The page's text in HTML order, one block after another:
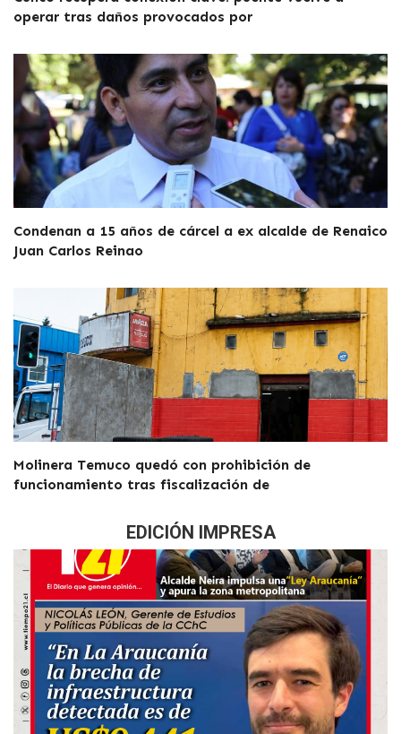
operar tras daños provocados por
Condenan a 15 años de cárcel a ex alcalde de Renaico
Juan Carlos Reinao
Molinera Temuco quedó con prohibición de
funcionamiento tras fiscalización de
EDICIÓN IMPRESA